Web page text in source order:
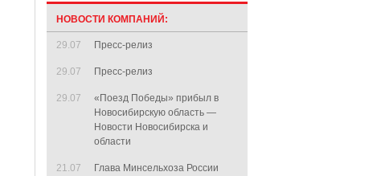
НОВОСТИ КОМПАНИЙ:
29.07 Пресс-релиз
29.07 Пресс-релиз
29.07
«Поезд Победы» прибыл в
Новосибирскую область —
Новости Новосибирска и
области
21.07
Глава Минсельхоза России